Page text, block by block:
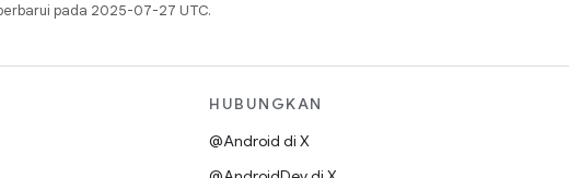
pada 2025-07-27 UTC.
HUBUNGKAN
@Android di X